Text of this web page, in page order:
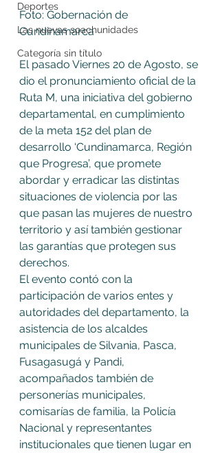
Deportes
Las nuevas soachunidades
Categoría sin título
Foto: Gobernación de
Cundinamarca
El pasado Viernes 20 de Agosto, se
dio el pronunciamiento oficial de la
Ruta M, una iniciativa del gobierno
departamental, en cumplimiento
de la meta 152 del plan de
desarrollo ‘Cundinamarca, Región
que Progresa’, que promete
abordar y erradicar las distintas
situaciones de violencia por las
que pasan las mujeres de nuestro
territorio y así también gestionar
las garantías que protegen sus
derechos.
El evento contó con la
participación de varios entes y
autoridades del departamento, la
asistencia de los alcaldes
municipales de Silvania, Pasca,
Fusagasugá y Pandi,
acompañados también de
personerías municipales,
comisarías de familia, la Policía
Nacional y representantes
institucionales que tienen lugar en